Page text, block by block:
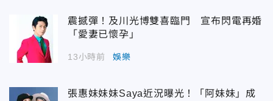
震撼彈！及川光博雙喜臨門 宣布閃電再婚
「愛妻已懷孕」
13小時前 娛樂
張惠妹妹妹Saya近況曝光！「阿妹妹」成